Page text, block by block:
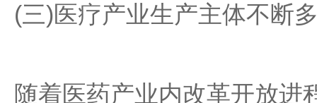
(三)医疗产业生产主体不断
随着医药产业内改革开放进